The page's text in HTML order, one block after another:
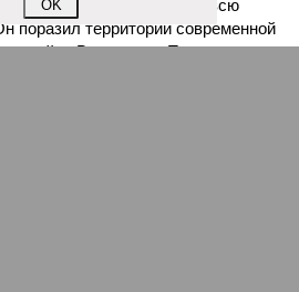
среди себе подобных за всю
поразил территории современной
Восточным Пакистаном, и
OK